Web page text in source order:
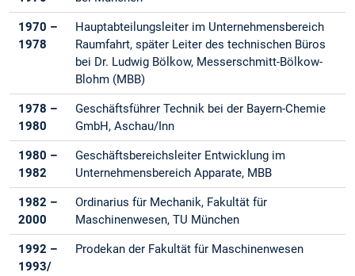
1970 –
1978
Hauptabteilungsleiter im Unternehmensbereich
Raumfahrt, später Leiter des technischen Büros
bei Dr. Ludwig Bölkow, Messerschmitt-Bölkow-
Blohm (MBB)
1978 –
1980
Geschäftsführer Technik bei der Bayern-Chemie
GmbH, Aschau/Inn
1980 –
1982
Geschäftsbereichsleiter Entwicklung im
Unternehmensbereich Apparate, MBB
1982 –
2000
Ordinarius für Mechanik, Fakultät für
Maschinenwesen, TU München
1992 –
1993/
Prodekan der Fakultät für Maschinenwesen